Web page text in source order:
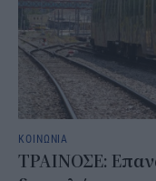
ΚΟΙΝΩΝΙΑ
ΤΡΑΙΝΟΣΕ: